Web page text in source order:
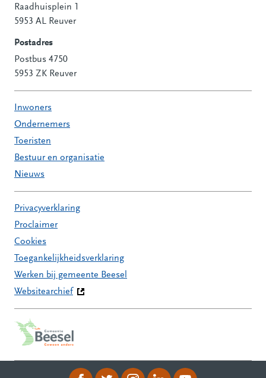
Contactinformatie
Raadhuisplein 1
5953 AL Reuver
Postadres
Postbus 4750
5953 ZK Reuver
Inwoners
Ondernemers
Toeristen
Bestuur en organisatie
Nieuws
Privacyverklaring
Proclaimer
Cookies
Toegankelijkheidsverklaring
Werken bij gemeente Beesel
Websitearchief